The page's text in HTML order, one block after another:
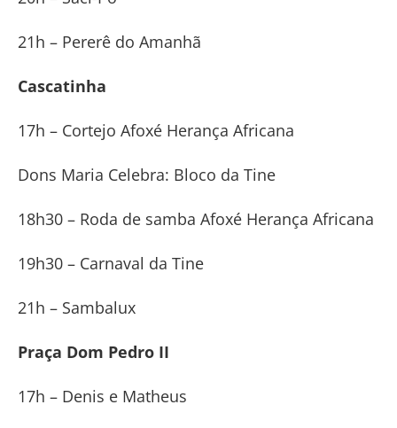
21h – Pererê do Amanhã
Cascatinha
17h – Cortejo Afoxé Herança Africana
Dons Maria Celebra: Bloco da Tine
18h30 – Roda de samba Afoxé Herança Africana
19h30 – Carnaval da Tine
21h – Sambalux
Praça Dom Pedro II
17h – Denis e Matheus